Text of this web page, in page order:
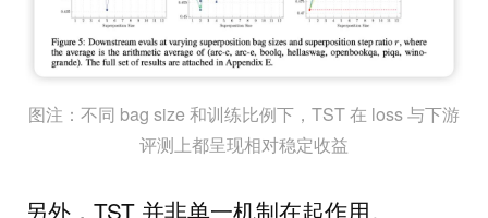
图注：不同 bag size 和训练比例下，TST 在 loss 与下游
评测上都呈现相对稳定收益
另外，TST 并非单一机制在起作用。